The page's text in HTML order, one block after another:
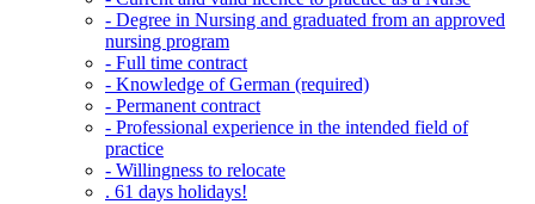
- Degree in Nursing and graduated from an approved
nursing program
- Full time contract
- Knowledge of German (required)
- Permanent contract
- Professional experience in the intended field of
practice
- Willingness to relocate
. 61 days holidays!